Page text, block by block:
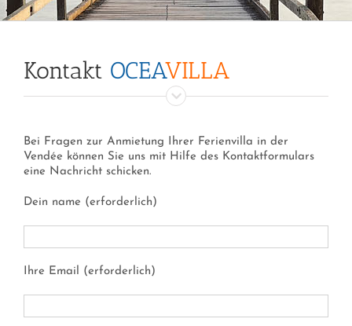
Kontakt OCEAVILLA
Bei Fragen zur Anmietung Ihrer Ferienvilla in der
Vendée können Sie uns mit Hilfe des Kontaktformulars
eine Nachricht schicken.
Dein name (erforderlich)
Ihre Email (erforderlich)